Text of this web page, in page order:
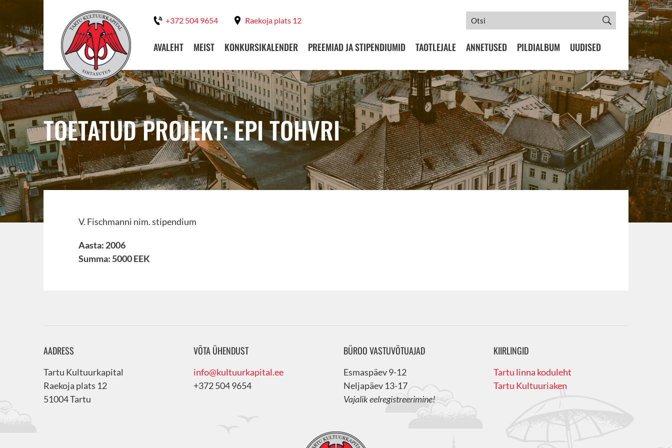
+372 504 9654 Raekoja plats 12
AVALEHT MEIST KONKURSIKALENDER PREEMIAD JA STIPENDIUMID TAOTLEJALE ANNETUSED PILDIALBUM UUDISED
TOETATUD PROJEKT: EPI TOHVRI
V. Fischmanni nim. stipendium
Aasta: 2006
Summa: 5000 EEK
AADRESS
Tartu Kultuurkapital
Raekoja plats 12
51004 Tartu
VÕTA ÜHENDUST
info@kultuurkapital.ee
+372 504 9654
BÜROO VASTUVÕTUAJAD
Esmaspäev 9-12
Neljapäev 13-17
Vajalik eelregistreerimine!
KIIRLINGID
Tartu linna koduleht
Tartu Kultuuriaken